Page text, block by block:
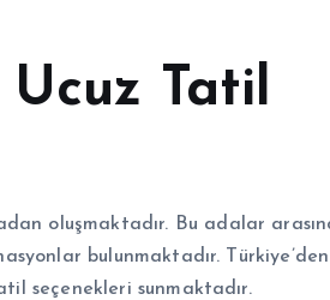
Ucuz Tatil
oluşmaktadır. Bu adalar
bulunmaktadır.
seçenekleri sunmaktadır.